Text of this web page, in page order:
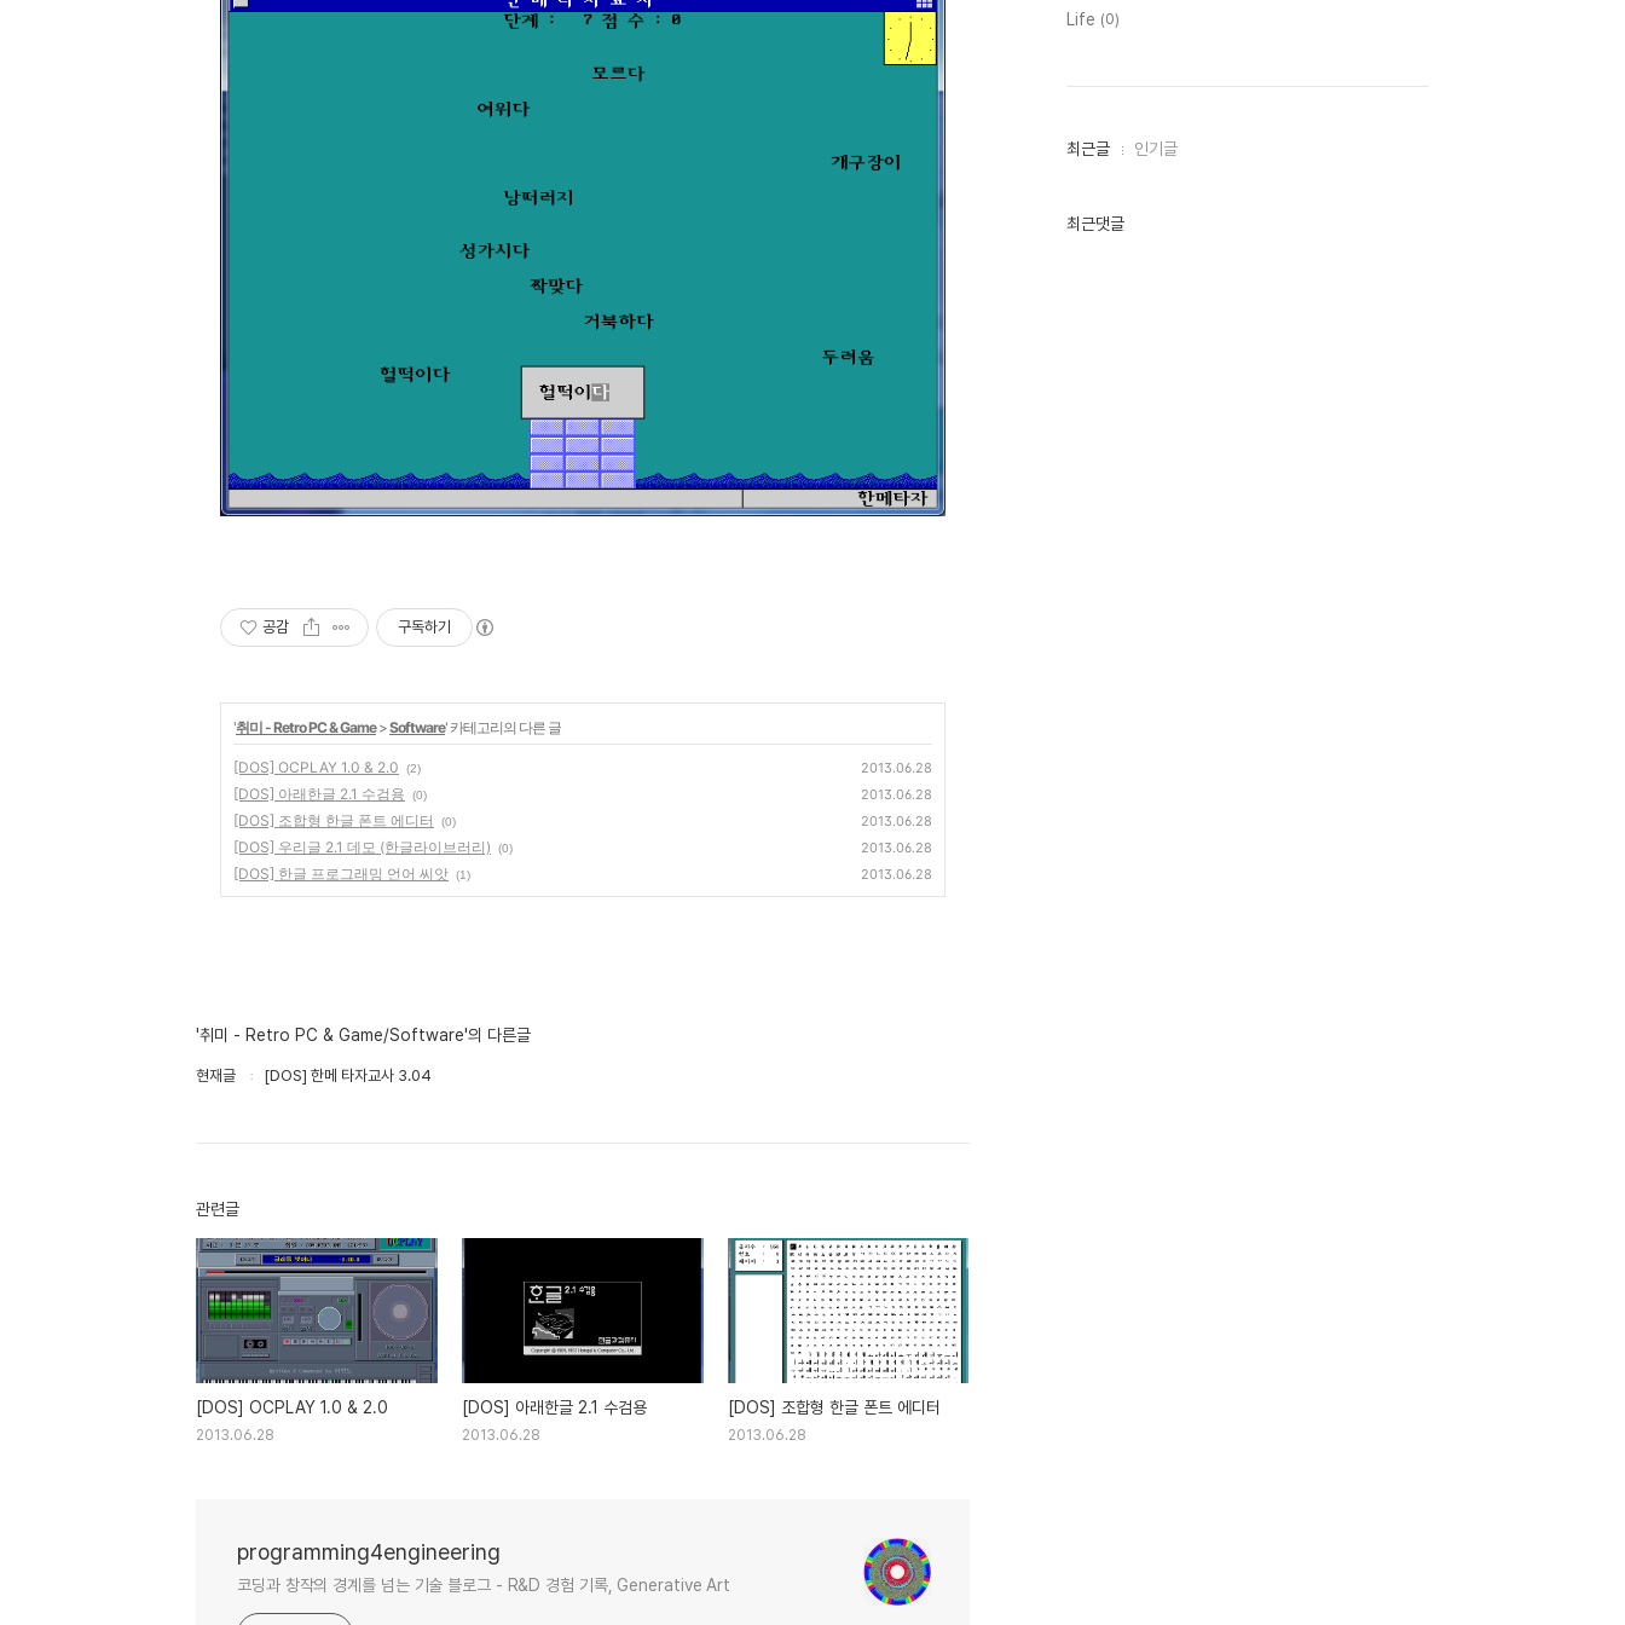
공감 구독하기
'취미 - Retro PC & Game>Software' 카테고리의 다른 글
[DOS] OCPLAY 1.0 & 2.0 (2) 2013.06.28
[DOS] 아래한글 2.1 수검용 (0) 2013.06.28
[DOS] 조합형 한글 폰트 에디터 (0) 2013.06.28
[DOS] 우리글 2.1 데모 (한글라이브러리) (0) 2013.06.28
[DOS] 한글 프로그래밍 언어 씨앗 (1) 2013.06.28
'취미 - Retro PC & Game/Software'의 다른글
현재글 [DOS] 한메 타자교사 3.04
관련글
[DOS] OCPLAY 1.0 & 2.0
2013.06.28
[DOS] 아래한글 2.1 수검용
2013.06.28
[DOS] 조합형 한글 폰트 에디터
2013.06.28
programming4engineering
코딩과 창작의 경계를 넘는 기술 블로그 - R&D 경험 기록, Generative Art
Life (0)
최
인
최근글 인기글
최근댓글